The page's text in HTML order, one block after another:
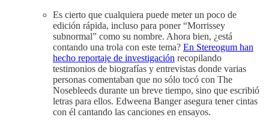
Es cierto que cualquiera puede meter un poco de
edición rápida, incluso para poner “Morrissey
subnormal” como su nombre. Ahora bien, ¿está
contando una trola con este tema? En Stereogum han
hecho reportaje de investigación recopilando
testimonios de biografías y entrevistas donde varias
personas comentaban que no sólo tocó con The
Nosebleeds durante un breve tiempo, sino que escribió
letras para ellos. Edweena Banger asegura tener cintas
con él cantando las canciones en ensayos.